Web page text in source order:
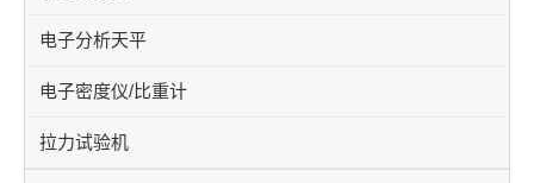
电子分析天平
电子密度仪/比重计
拉力试验机